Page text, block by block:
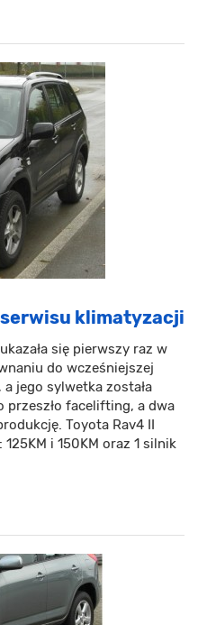
serwisu klimatyzacji
się pierwszy raz w
do wcześniejszej
jego sylwetka została
przeszło facelifting, a dwa
Toyota Rav4 II
i 150KM oraz 1 silnik